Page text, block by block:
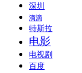
深圳
滴滴
特斯拉
电影
电视剧
百度